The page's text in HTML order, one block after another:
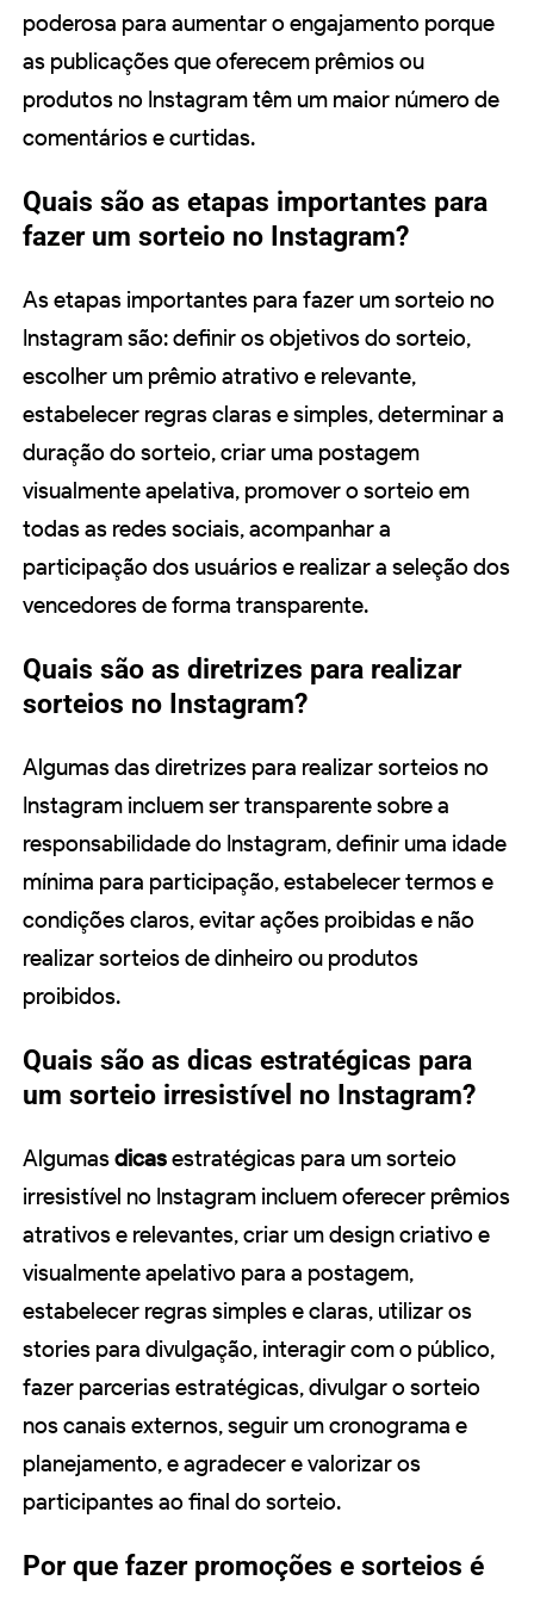
poderosa para aumentar o engajamento porque
as publicações que oferecem prêmios ou
produtos no Instagram têm um maior número de
comentários e curtidas.
Quais são as etapas importantes para
fazer um sorteio no Instagram?
As etapas importantes para fazer um sorteio no
Instagram são: definir os objetivos do sorteio,
escolher um prêmio atrativo e relevante,
estabelecer regras claras e simples, determinar a
duração do sorteio, criar uma postagem
visualmente apelativa, promover o sorteio em
todas as redes sociais, acompanhar a
participação dos usuários e realizar a seleção dos
vencedores de forma transparente.
Quais são as diretrizes para realizar
sorteios no Instagram?
Algumas das diretrizes para realizar sorteios no
Instagram incluem ser transparente sobre a
responsabilidade do Instagram, definir uma idade
mínima para participação, estabelecer termos e
condições claros, evitar ações proibidas e não
realizar sorteios de dinheiro ou produtos
proibidos.
Quais são as dicas estratégicas para
um sorteio irresistível no Instagram?
Algumasdicasestratégicas para um sorteio
irresistível no Instagram incluem oferecer prêmios
atrativos e relevantes, criar um design criativo e
visualmente apelativo para a postagem,
estabelecer regras simples e claras, utilizar os
stories para divulgação, interagir com o público,
fazer parcerias estratégicas, divulgar o sorteio
nos canais externos, seguir um cronograma e
planejamento, e agradecer e valorizar os
participantes ao final do sorteio.
Por que fazer promoções e sorteios é